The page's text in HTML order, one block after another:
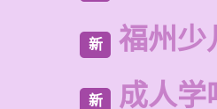
新 福州少
新 成人学